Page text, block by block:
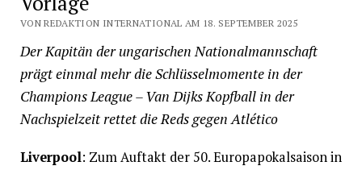
VON REDAKTION INTERNATIONAL AM 18. SEPTEMBER 2025
Der Kapitän der ungarischen Nationalmannschaft
prägt einmal mehr die Schlüsselmomente in der
Champions League – Van Dijks Kopfball in der
Nachspielzeit rettet die Reds gegen Atlético
Liverpool: Zum Auftakt der 50. Europapokalsaison in